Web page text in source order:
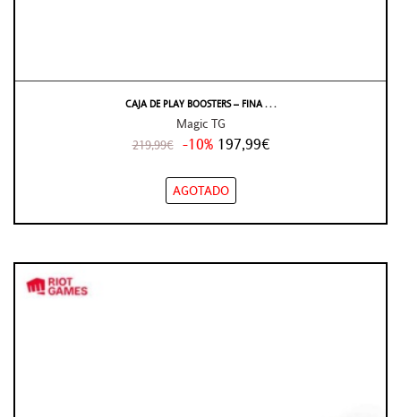
CAJA DE PLAY BOOSTERS – FINA . . .
Magic TG
219,99€ -10% 197,99€
AGOTADO